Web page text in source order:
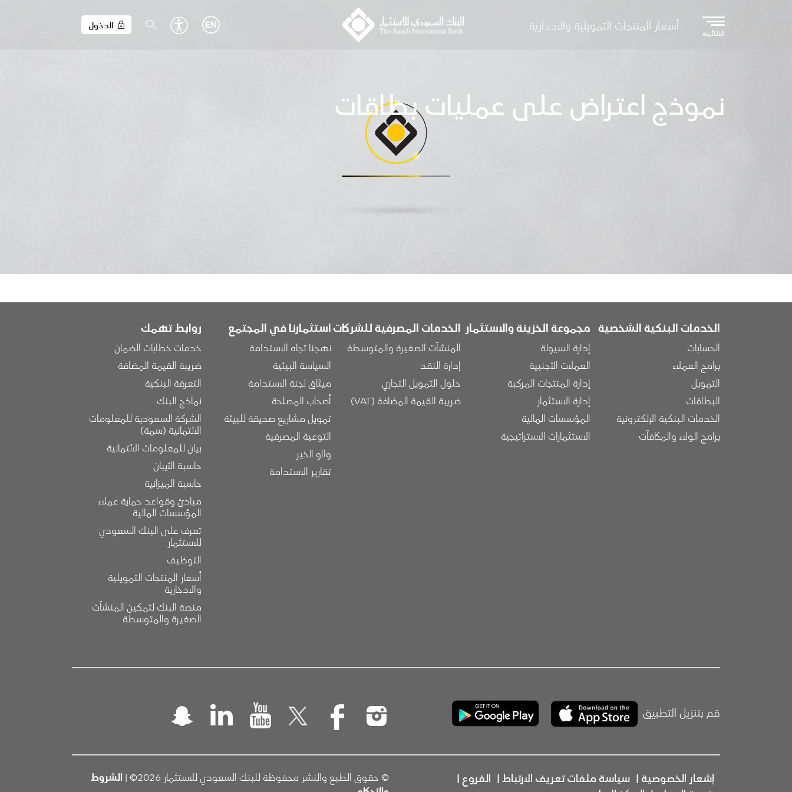
القائمة أسعار المنتجات التمويلية والادخارية الدخول
نموذج اعتراض على عمليات بطاقات
الخدمات البنكية الشخصية
الحسابات
برامج العملاء
التمويل
البطاقات
الخدمات البنكية الإلكترونية
برامج الولاء والمكافآت
مجموعة الخزينة والاستثمار
إدارة السيولة
العملات الأجنبية
إدارة المنتجات المركبة
إدارة الاستثمار
المؤسسات المالية
الاستثمارات الاستراتيجية
الخدمات المصرفية للشركات
المنشآت الصغيرة والمتوسطة
إدارة النقد
حلول التمويل التجاري
ضريبة القيمة المضافة (VAT)
استثمارنا في المجتمع
نهجنا تجاه الاستدامة
السياسة البيئية
ميثاق لجنة الاستدامة
أصحاب المصلحة
تمويل مشاريع صديقة للبيئة
التوعية المصرفية
وااو الخير
تقارير الاستدامة
روابط تهمك
خدمات خطابات الضمان
ضريبة القيمة المضافة
التعرفة البنكية
نماذج البنك
الشركة السعودية للمعلومات
الائتمانية (سمة)
بيان للمعلومات الائتمانية
حاسبة الآيبان
حاسبة الميزانية
مبادئ وقواعد حماية عملاء
المؤسسات المالية
تعرف على البنك السعودي
للاستثمار
التوظيف
أسعار المنتجات التمويلية
والادخارية
منصة البنك لتمكين المنشآت
الصغيرة والمتوسطة
قم بتنزيل التطبيق
إشعار الخصوصية| سياسة ملفات تعريف الارتباط| الفروع|
© حقوق الطبع والنشر محفوظة للبنك السعودي للاستثمار 2026© |
الشروط